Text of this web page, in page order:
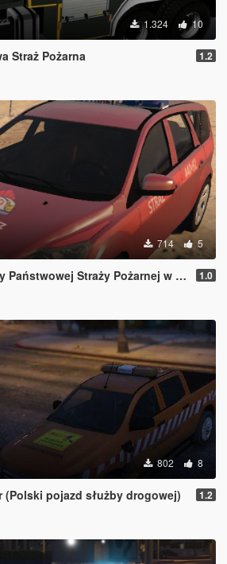
1.324 10
Straż Pożarna 1.2
714 5
Pożarnej w Grodzisku Mazowieckim FORD FOCUS 1.0
802 8
(Polski pojazd służby drogowej) 1.2